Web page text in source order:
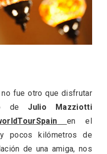
fue otro que disfrutar
de Julio Mazziotti
en el
pocos kilómetros de
de una amiga, nos